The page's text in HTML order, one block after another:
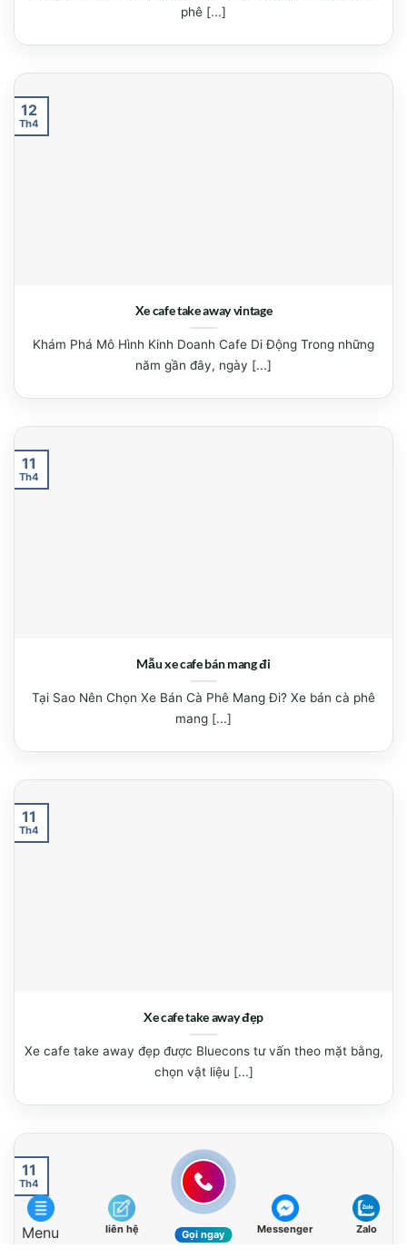
phê [...]
Xe cafe take away vintage
Khám Phá Mô Hình Kinh Doanh Cafe Di Động Trong những
năm gần đây, ngày [...]
12
Th4
Mẫu xe cafe bán mang đi
Tại Sao Nên Chọn Xe Bán Cà Phê Mang Đi? Xe bán cà phê
mang [...]
11
Th4
Xe cafe take away đẹp
Xe cafe take away đẹp được Bluecons tư vấn theo mặt bằng,
chọn vật liệu [...]
11
Th4
11
Th4
Menu liên hệ Gọi ngay Messenger Zalo